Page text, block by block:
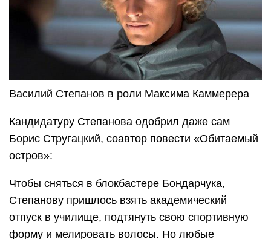
Василий Степанов в роли Максима Каммерера
Кандидатуру Степанова одобрил даже сам
Борис Стругацкий, соавтор повести «Обитаемый
остров»:
Чтобы сняться в блокбастере Бондарчука,
Степанову пришлось взять академический
отпуск в училище, подтянуть свою спортивную
форму и мелировать волосы. Но любые